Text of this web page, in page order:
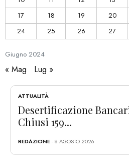
Giugno 2024
17
18 19 20
24
25 26 27
« Mag Lug »
ATTUALITÀ
Desertificazione
Chiusi 159...
REDAZIONE- 8 AGOSTO 2026